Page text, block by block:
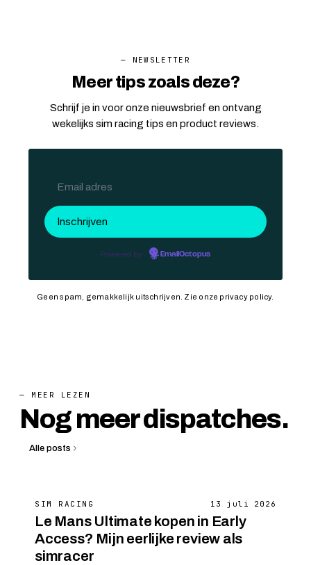
— NEWSLETTER
Meer tips zoals deze?
Schrijf je in voor onze nieuwsbrief en ontvang
wekelijks sim racing tips en product reviews.
Powered by EmailOctopus
Geen spam, gemakkelijk uitschrijven. Zie onze privacy policy.
— MEER LEZEN
Nog meer dispatches.
Alle posts
SIM RACING 13 juli 2026
Le Mans Ultimate kopen in Early
Access? Mijn eerlijke review als
simracer